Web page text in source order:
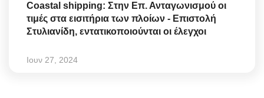
Coastal shipping: Στην Επ. Ανταγωνισμού οι
τιμές στα εισιτήρια των πλοίων - Επιστολή
Στυλιανίδη, εντατικοποιούνται οι έλεγχοι
Ιουν 27, 2024